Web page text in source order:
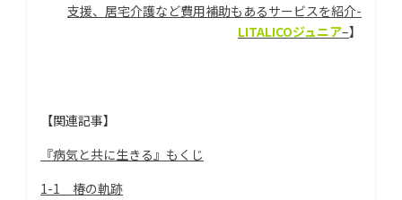
支援、居宅介護など費用補助もあるサービスを紹介-
LITALICOジュニア–】
【関連記事】
『病気と共に生きる』もくじ
1-1 椿の軌跡